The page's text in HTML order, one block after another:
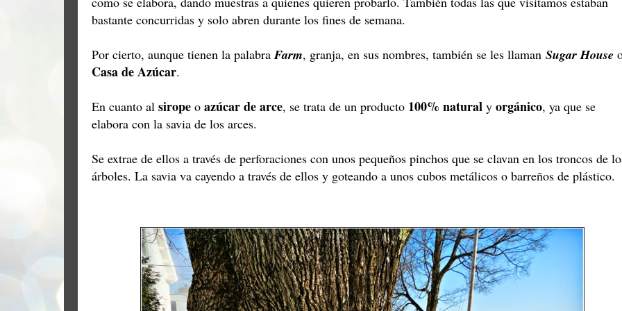
bastante concurridas y solo abren durante los fines de semana.
Por cierto, aunque tienen la palabraFarm, granja, en sus nombres, también se les llaman Sugar House
Casa de Azúcar.
En cuanto al sirope o azúcar de arce, se trata de un producto 100% natural y orgánico, ya que se
elabora con la savia de los arces.
Se extrae de ellos a través de perforaciones con unos pequeños pinchos que se clavan en los troncos de
árboles. La savia va cayendo a través de ellos y goteando a unos cubos metálicos o barreños de plástico.